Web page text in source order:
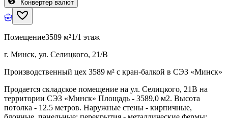
Конвертер валют
Помещение3589 м²1/1 этаж
г. Минск, ул. Селицкого, 21/В
Производственный цех 3589 м² с кран-балкой в СЭЗ «Минск»
Продается складское помещение на ул. Селицкого, 21В на
территории СЭЗ «Минск» Площадь - 3589,0 м2. Высота
потолка - 12.5 метров. Наружные стены - кирпичные,